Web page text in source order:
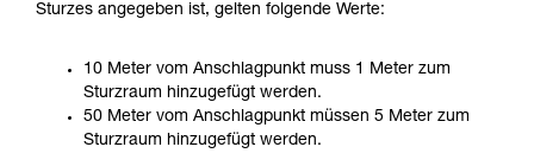
Sturzes angegeben ist, gelten folgende Werte:
10 Meter vom Anschlagpunkt muss 1 Meter zum
Sturzraum hinzugefügt werden.
50 Meter vom Anschlagpunkt müssen 5 Meter zum
Sturzraum hinzugefügt werden.